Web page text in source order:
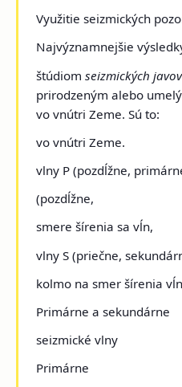
Využitie seizmických
Najvýznamnejšie
štúdiomseizmických javov
prirodzeným alebo
vo vnútri Zeme. Sú to:
vo vnútri Zeme.
vlny P (pozdĺžne,
(pozdĺžne,
smere šírenia sa vĺn,
vlny S (priečne,
kolmo na smer šírenia
Primárne a sekundárne
seizmické vlny
Primárne